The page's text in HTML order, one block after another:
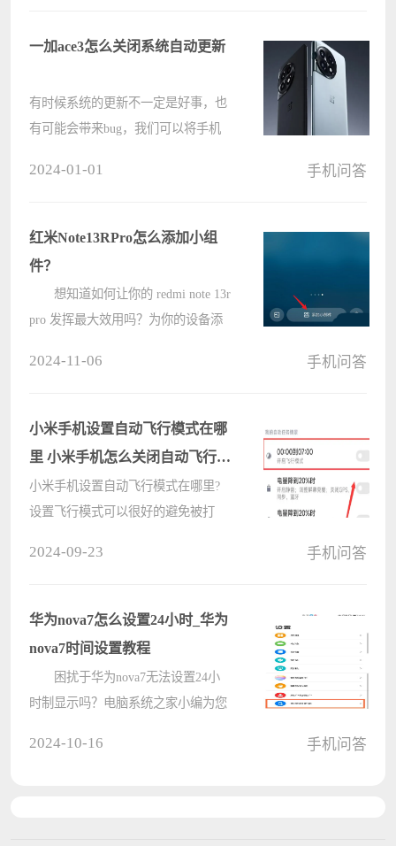
光 答：一加13即将呈现大刀????
一加ace3怎么关闭系统自动更新
有时候系统的更新不一定是好事，也
有可能会带来bug，我们可以将手机
关闭系统自动更新： 1、启????
2024-01-01 手机问答
红米Note13RPro怎么添加小组
件？
想知道如何让你的 redmi note 13r
pro 发挥最大效用吗？为你的设备添
的 redmi note 13r pro 添加小组????
2024-11-06 手机问答
小米手机设置自动飞行模式在哪
里 小米手机怎么关闭自动飞行模
式
小米手机设置自动飞行模式在哪里?
设置飞行模式可以很好的避免被打
式功能，一起来看下小米手机怎么关
闭自动????
2024-09-23 手机问答
华为nova7怎么设置24小时_华为
nova7时间设置教程
困扰于华为nova7无法设置24小
时制显示吗？电脑系统之家小编为您
2024-10-16 手机问答